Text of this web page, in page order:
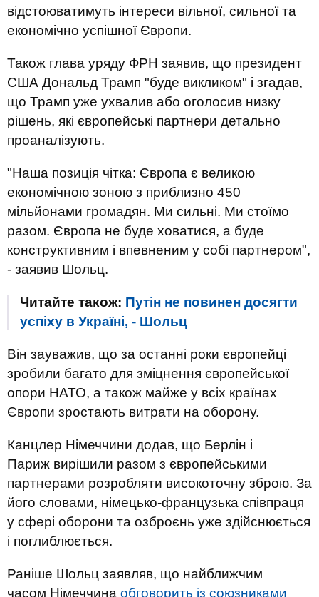
відстоюватимуть інтереси вільної, сильної та
економічно успішної Європи.
Також глава уряду ФРН заявив, що президент
США Дональд Трамп "буде викликом" і згадав,
що Трамп уже ухвалив або оголосив низку
рішень, які європейські партнери детально
проаналізують.
"Наша позиція чітка: Європа є великою
економічною зоною з приблизно 450
мільйонами громадян. Ми сильні. Ми стоїмо
разом. Європа не буде ховатися, а буде
конструктивним і впевненим у собі партнером",
- заявив Шольц.
Читайте також: Путін не повинен досягти
успіху в Україні, - Шольц
Він зауважив, що за останні роки європейці
зробили багато для зміцнення європейської
опори НАТО, а також майже у всіх країнах
Європи зростають витрати на оборону.
Канцлер Німеччини додав, що Берлін і
Париж вирішили разом з європейськими
партнерами розробляти високоточну зброю. За
його словами, німецько-французька співпраця
у сфері оборони та озброєнь уже здійснюється
і поглиблюється.
Раніше Шольц заявляв, що найближчим
часом Німеччина обговорить із союзниками